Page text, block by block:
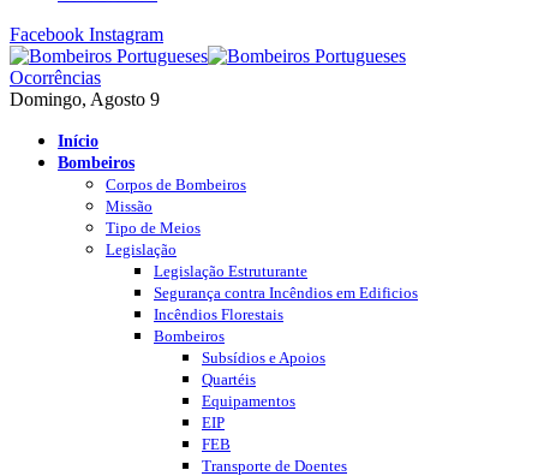
Facebook Instagram
Ocorrências
Domingo, Agosto 9
Início
Bombeiros
Corpos de Bombeiros
Missão
Tipo de Meios
Legislação
Legislação Estruturante
Segurança contra Incêndios em Edificios
Incêndios Florestais
Bombeiros
Subsídios e Apoios
Quartéis
Equipamentos
EIP
FEB
Transporte de Doentes